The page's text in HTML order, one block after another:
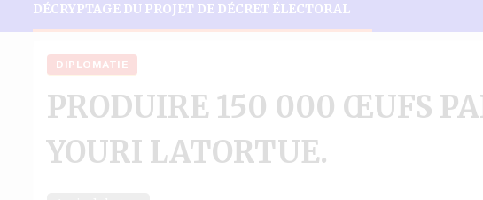
DÉCRYPTAGE DU PROJET DE DÉCRET ÉLECTORAL
Accueil Diplomatie PRODUIRE 150 000 ŒUFS PAR JOUR , LE PERI DE YOURI
DIPLOMATIE
PRODUIRE 150 000 ŒUFS
YOURI LATORTUE.